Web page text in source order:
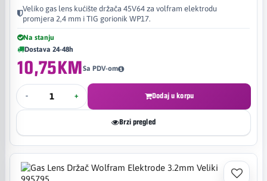
Veliko gas lens kućište držača 45V64 za volfram elektrodu
promjera 2,4 mm i TIG gorionik WP17.
Na stanju
Dostava 24-48h
10,75KMSa PDV-om
- + Dodaj u korpu
Brzi pregled